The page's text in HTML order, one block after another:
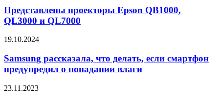
Epson
QB1000,
QL3000
QL7000
Представлены проекторы Epson QB1000,
QL3000 и QL7000
Samsung
что
делать,
если
предупредил
19.10.2024
Samsung рассказала, что делать, если смартфон
предупредил о попадании влаги
Завтра
23.11.2023